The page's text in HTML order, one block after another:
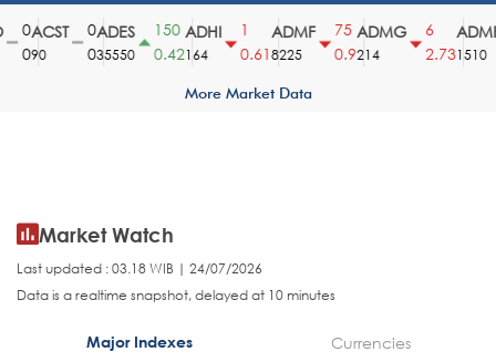
ACST
90
ADES
35550
150
0.42
ADHI
164
0.61
ADMF
8225
75
0.9
ADMG
214
2.73
ADMR
1510
More Market Data
Market Watch
Last updated : 03.18 WIB | 24/07/2026
Data is a realtime snapshot, delayed at 10 minutes
Major Indexes Currencies